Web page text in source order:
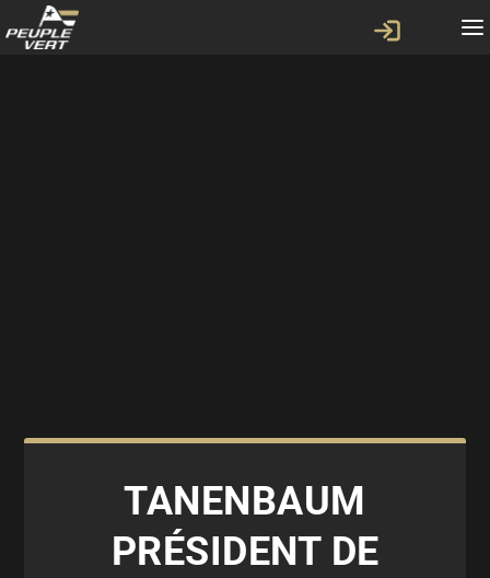
TANENBAUM
PRÉSIDENT DE